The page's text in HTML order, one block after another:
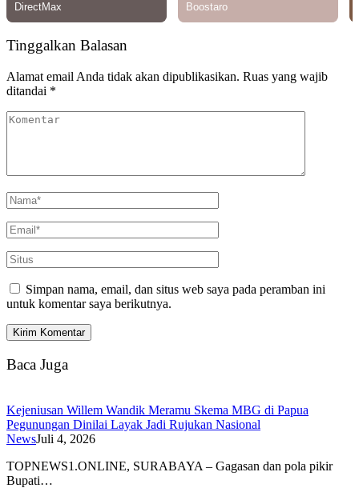
Tinggalkan Balasan
Alamat email Anda tidak akan dipublikasikan. Ruas yang wajib
ditandai *
Simpan nama, email, dan situs web saya pada peramban ini
untuk komentar saya berikutnya.
Baca Juga
Kejeniusan Willem Wandik Meramu Skema MBG di Papua
Pegunungan Dinilai Layak Jadi Rujukan Nasional
NewsJuli 4, 2026
TOPNEWS1.ONLINE, SURABAYA – Gagasan dan pola pikir
Bupati…